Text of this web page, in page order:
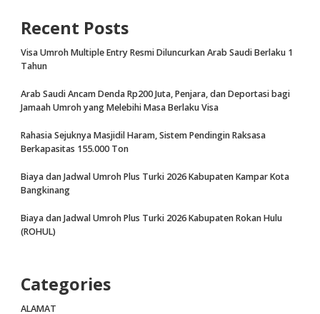
Recent Posts
Visa Umroh Multiple Entry Resmi Diluncurkan Arab Saudi Berlaku 1
Tahun
Arab Saudi Ancam Denda Rp200 Juta, Penjara, dan Deportasi bagi
Jamaah Umroh yang Melebihi Masa Berlaku Visa
Rahasia Sejuknya Masjidil Haram, Sistem Pendingin Raksasa
Berkapasitas 155.000 Ton
Biaya dan Jadwal Umroh Plus Turki 2026 Kabupaten Kampar Kota
Bangkinang
Biaya dan Jadwal Umroh Plus Turki 2026 Kabupaten Rokan Hulu
(ROHUL)
Categories
ALAMAT